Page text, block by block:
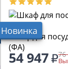
Новинка
Шкаф для
(ФА)
54 947 76